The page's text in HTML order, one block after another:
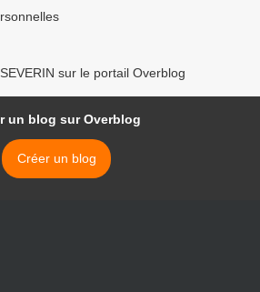
sur le portail Overblog
un blog sur Overblog
Créer un blog